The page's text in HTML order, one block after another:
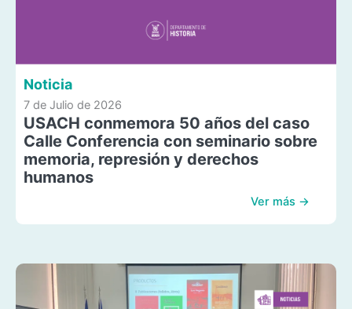
Noticia
7 de Julio de 2026
USACH conmemora 50 años del caso
Calle Conferencia con seminario sobre
memoria, represión y derechos
humanos
Ver más →